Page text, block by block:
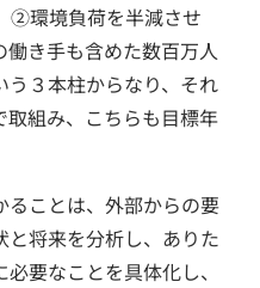
②環境負荷を半減させ
き手も含めた数百万人
３本柱からなり、それ
組み、こちらも目標年
ることは、外部からの要
将来を分析し、ありた
要なことを具体化し、